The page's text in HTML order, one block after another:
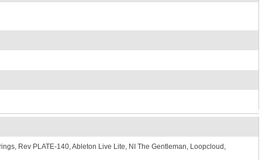
Rev PLATE-140, Ableton Live Lite, NI The Gentleman, Loopcloud,